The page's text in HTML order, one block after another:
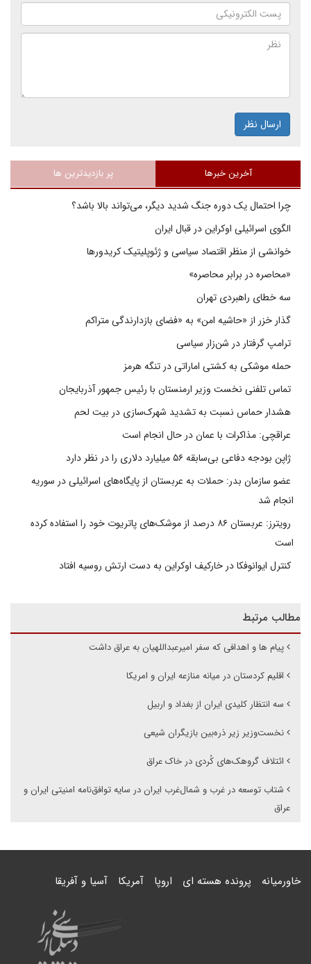
ارسال نظر
آخرین خبرها پر بازدیدترین ها
چرا احتمال یک دوره جنگ شدید دیگر، می‌تواند بالا باشد؟
الگوی اسرائیلی اوکراین در قبال ایران
خوانشی از منظر اقتصاد سیاسی و ژئوپلیتیک کریدورها
«محاصره در برابر محاصره»
سه خطای راهبردی تهران
گذار خزر از «حاشیه امن» به «فضای بازدارندگی متراکم
ترامپ گرفتار در شن‌زار سیاسی
حمله موشکی به کشتی اماراتی در تنگه هرمز
تماس تلفنی نخست وزیر ارمنستان با رئیس جمهور آذربایجان
هشدار حماس نسبت به تشدید شهرک‌سازی در بیت‌ لحم
عراقچی: مذاکرات با عمان در حال انجام است
ژاپن بودجه دفاعی بی‌سابقه ۵۶ میلیارد دلاری را در نظر دارد
عضو سازمان بدر: حملات به عربستان از پایگاه‌های اسرائیلی در سوریه
انجام شد
رویترز: عربستان ۸۶ درصد از موشک‌های پاتریوت خود را استفاده کرده
است
کنترل ایوانوفکا در خارکیف اوکراین به دست ارتش روسیه افتاد
مطالب مرتبط
پیام ها و اهدافی که سفر امیرعبداللهیان به عراق داشت
اقلیم کردستان در میانه منازعه ایران و امریکا
سه انتظار کلیدی ایران از بغداد و اربیل
نخست‌وزیر زیر ذره‌بین بازیگران شیعی
ائتلاف گروهک‌های کُردی در خاک عراق
شتاب توسعه در غرب و شمال‌غرب ایران در سایه توافق‌نامه امنیتی ایران و
عراق
خاورمیانه پرونده هسته ای اروپا آمریکا آسیا و آفریقا